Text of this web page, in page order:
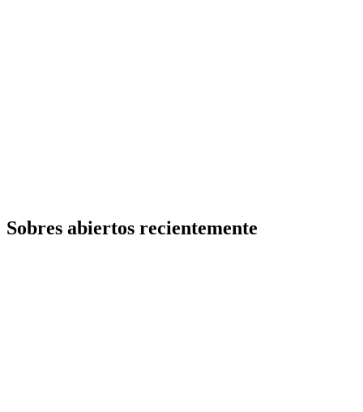
Sobres abiertos recientemente